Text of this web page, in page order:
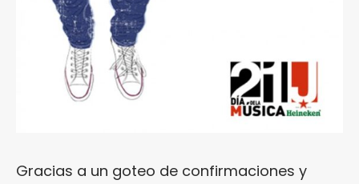
Gracias a un goteo de confirmaciones y